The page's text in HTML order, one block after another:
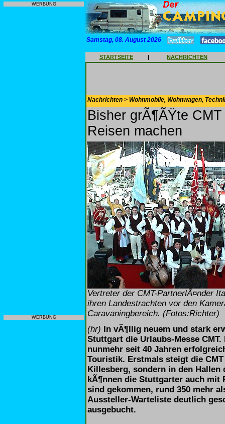
WERBUNG
WERBUNG
Samstag, 08. August 2026
STARTSEITE | NACHRICHTEN
Nachrichten > Wohnmobile, Wohnwagen,
Bisher grÃ¶ÃŸte
Reisen machen
Vertreter der CMT-PartnerlÃ¤nder
ihren Landestrachten vor den
Caravaningbereich. (Fotos:Richter)
(hr) In vÃ¶llig neuem und stark
Stuttgart die Urlaubs-Messe
nunmehr seit 40 Jahren
Touristik. Erstmals steigt die
Killesberg, sondern in den Hallen
kÃ¶nnen die Stuttgarter auch mit
sind gekommen, rund 350 mehr
Aussteller-Warteliste deutlich
ausgebucht.